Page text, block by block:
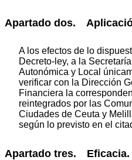
Apartado dos.
A los efectos de lo
Decreto-ley, a la
Autonómica y Local
verificar con la Dirección
Financiera la
reintegrados por las
Ciudades de Ceuta y
según lo previsto en el
Apartado tres. Eficacia.